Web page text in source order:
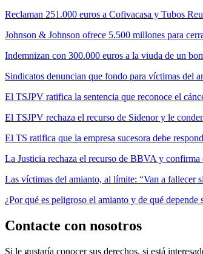
Reclaman 251.000 euros a Cofivacasa y Tubos
Johnson & Johnson ofrece 5.500 millones para
Indemnizan con 300.000 euros a la viuda de un
Sindicatos denuncian que fondo para víctimas del
El TSJPV ratifica la sentencia que reconoce el
El TSJPV rechaza el recurso de Sidenor y le
El TS ratifica que la empresa sucesora debe
La Justicia rechaza el recurso de BBVA y
Las víctimas del amianto, al límite: “Van a fallecer
¿Por qué es peligroso el amianto y de qué
Contacte con nosotros
Si le gustaría conocer sus derechos, si está